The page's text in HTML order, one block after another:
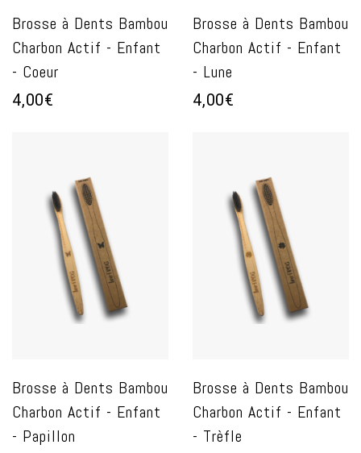
Brosse à Dents Bambou
Charbon Actif - Enfant
- Coeur
4,00€
Brosse à Dents Bambou
Charbon Actif - Enfant
- Lune
4,00€
Brosse à Dents Bambou
Charbon Actif - Enfant
- Papillon
Brosse à Dents Bambou
Charbon Actif - Enfant
- Trèfle